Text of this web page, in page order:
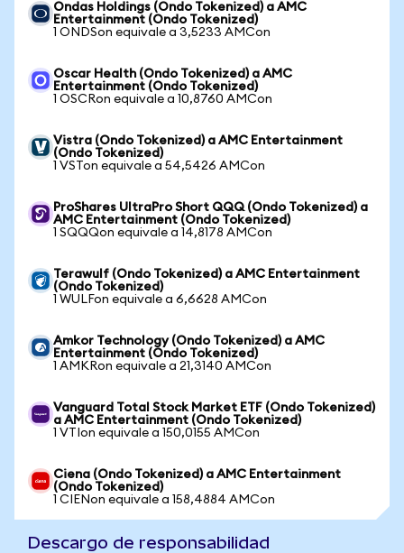
Ondas Holdings (Ondo Tokenized) a AMC
Entertainment (Ondo Tokenized)
1 ONDSon equivale a 3,5233 AMCon
Oscar Health (Ondo Tokenized) a AMC
Entertainment (Ondo Tokenized)
1 OSCRon equivale a 10,8760 AMCon
Vistra (Ondo Tokenized) a AMC Entertainment
(Ondo Tokenized)
1 VSTon equivale a 54,5426 AMCon
ProShares UltraPro Short QQQ (Ondo Tokenized) a
AMC Entertainment (Ondo Tokenized)
1 SQQQon equivale a 14,8178 AMCon
Terawulf (Ondo Tokenized) a AMC Entertainment
(Ondo Tokenized)
1 WULFon equivale a 6,6628 AMCon
Amkor Technology (Ondo Tokenized) a AMC
Entertainment (Ondo Tokenized)
1 AMKRon equivale a 21,3140 AMCon
Vanguard Total Stock Market ETF (Ondo Tokenized)
a AMC Entertainment (Ondo Tokenized)
1 VTIon equivale a 150,0155 AMCon
Ciena (Ondo Tokenized) a AMC Entertainment
(Ondo Tokenized)
1 CIENon equivale a 158,4884 AMCon
Descargo de responsabilidad